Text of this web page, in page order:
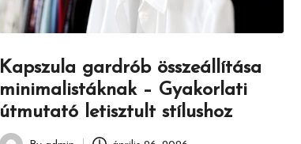
Kapszula gardrób összeállítása
minimalistáknak – Gyakorlati
útmutató letisztult stílushoz